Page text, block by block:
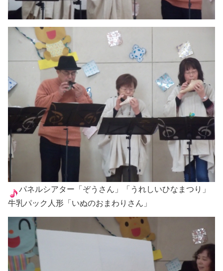
パネルシアター「ぞうさん」「うれしいひなまつり」
牛乳パック人形「いぬのおまわりさん」